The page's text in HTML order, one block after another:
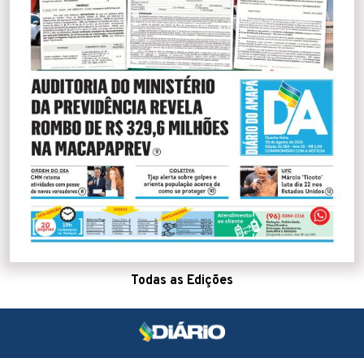
Todas as Edições